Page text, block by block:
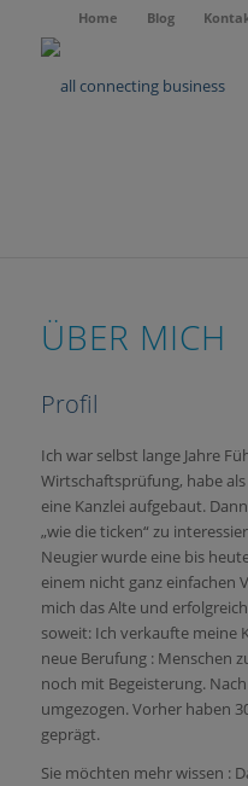
Home Blog
ÜBER MICH
Profil
Ich war selbst lange Jahre
Wirtschaftsprüfung, habe
eine Kanzlei aufgebaut.
„wie die ticken“ zu
Neugier wurde eine bis
einem nicht ganz einfachen
mich das Alte und
soweit: Ich verkaufte meine
neue Berufung : Menschen
noch mit Begeisterung.
umgezogen. Vorher haben
geprägt.
Sie möchten mehr wissen :